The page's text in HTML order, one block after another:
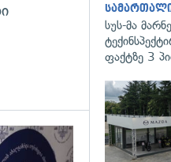
გადახედვა
სუს-მა
ფაქტზე 3